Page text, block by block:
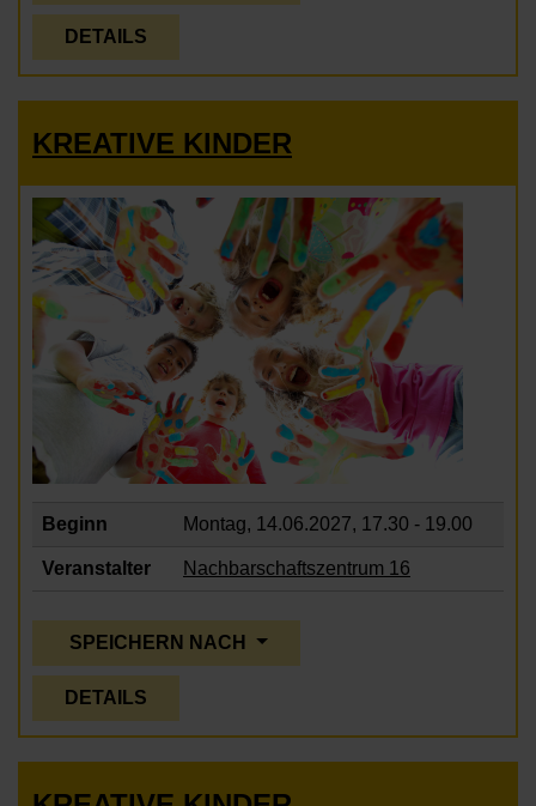
DETAILS
KREATIVE KINDER
Beginn Montag, 14.06.2027, 17.30 - 19.00
Veranstalter Nachbarschaftszentrum 16
SPEICHERN NACH
DETAILS